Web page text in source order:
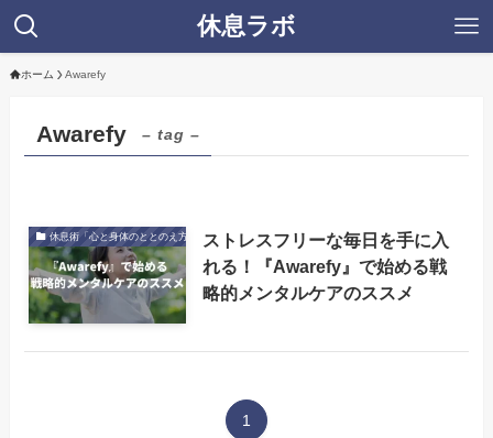
休息ラボ
ホーム Awarefy
Awarefy – tag –
休息術「心と身体のととのえ方」
ストレスフリーな毎日を手に入
れる！『Awarefy』で始める戦
略的メンタルケアのススメ
1